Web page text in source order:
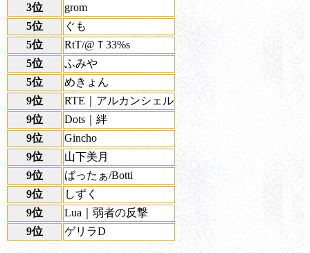
3位
grom
5位
ぐも
5位
RtT/@Ｔ33%s
5位
ふみや
5位
めきょん
9位
RTE｜アルカンシェル
9位
Dots｜絆
9位
Gincho
9位
山下美月
9位
ばったぁ/Botti
9位
しずく
9位
Lua｜弱者の反撃
9位
ゲリラD